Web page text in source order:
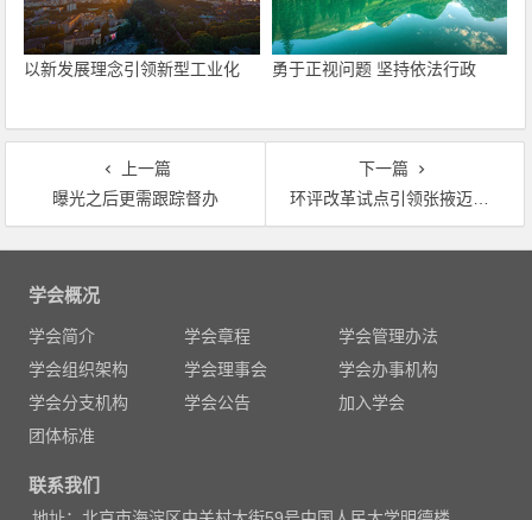
以新发展理念引领新型工业化 勇于正视问题 坚持依法行政
上一篇
曝光之后更需跟踪督办
下一篇
环评改革试点引领张掖迈入高质量发展阶段
文
学会概况
学会简介 学会章程
学会管理办法
学会组织架构
学会理事会
学会办事机构
学会分支机构
学会公告
加入学会
团体标准
联系我们